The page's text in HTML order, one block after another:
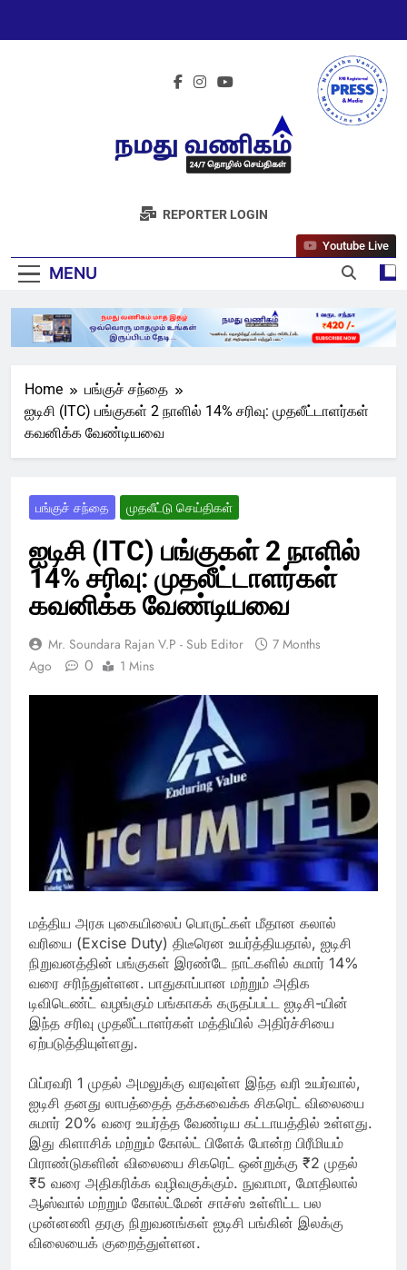
நமது வணிகம்
நியூஸ் 24/7
REPORTER LOGIN
MENU
Youtube Live
Home
பங்குச் சந்தை
ஐடிசி (ITC) பங்குகள் 2 நாளில் 14% சரிவு: முதலீட்டாளர்கள்
கவனிக்க வேண்டியவை
பங்குச் சந்தை முதலீட்டு செய்திகள்
ஐடிசி (ITC) பங்குகள் 2 நாளில்
14% சரிவு: முதலீட்டாளர்கள்
கவனிக்க வேண்டியவை
Mr. Soundara Rajan V.P - Sub Editor
7 Months
Ago
0 1 Mins
மத்திய அரசு புகையிலைப் பொருட்கள் மீதான கலால்
வரியை (Excise Duty) திடீரென உயர்த்தியதால், ஐடிசி
நிறுவனத்தின் பங்குகள் இரண்டே நாட்களில் சுமார் 14%
வரை சரிந்துள்ளன. பாதுகாப்பான மற்றும் அதிக
டிவிடெண்ட் வழங்கும் பங்காகக் கருதப்பட்ட ஐடிசி-யின்
இந்த சரிவு முதலீட்டாளர்கள் மத்தியில் அதிர்ச்சியை
ஏற்படுத்தியுள்ளது.
பிப்ரவரி 1 முதல் அமலுக்கு வரவுள்ள இந்த வரி உயர்வால்,
ஐடிசி தனது லாபத்தைத் தக்கவைக்க சிகரெட் விலையை
சுமார் 20% வரை உயர்த்த வேண்டிய கட்டாயத்தில் உள்ளது.
இது கிளாசிக் மற்றும் கோல்ட் பிளேக் போன்ற பிரீமியம்
பிராண்டுகளின் விலையை சிகரெட் ஒன்றுக்கு ₹2 முதல்
₹5 வரை அதிகரிக்க வழிவகுக்கும். நுவாமா, மோதிலால்
ஆஸ்வால் மற்றும் கோல்ட்மேன் சாச்ஸ் உள்ளிட்ட பல
முன்னணி தரகு நிறுவனங்கள் ஐடிசி பங்கின் இலக்கு
விலையைக் குறைத்துள்ளன.